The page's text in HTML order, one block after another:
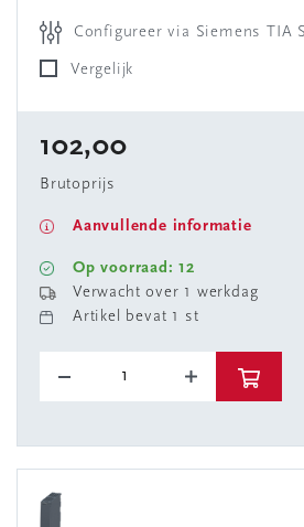
Configureer via Siemens TIA
Vergelijk
102,00
Brutoprijs
Aanvullende informatie
Op voorraad: 12
Verwacht over 1 werkdag
Artikel bevat 1 st